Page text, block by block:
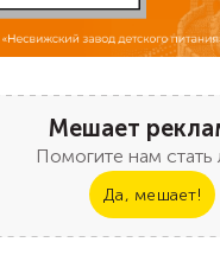
Мешает
Помогите нам стать
Да, мешает!